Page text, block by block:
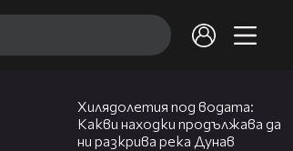
Хилядолетия под водата:
Какви находки продължава да
ни разкрива река Дунав